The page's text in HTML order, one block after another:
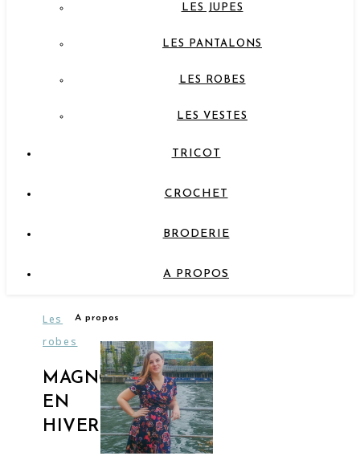
LES JUPES
LES PANTALONS
LES ROBES
LES VESTES
TRICOT
CROCHET
BRODERIE
A PROPOS
Les
robes
MAGNOLIA
EN
HIVER…
A propos